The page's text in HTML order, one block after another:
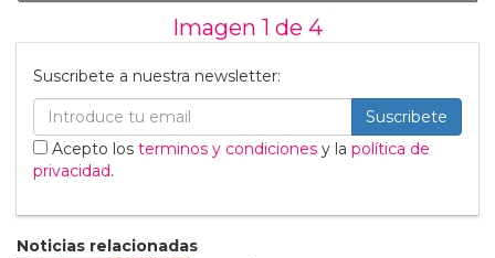
Imagen 1 de 4
Suscribete a nuestra newsletter:
Suscribete
Acepto los terminos y condiciones y la política de
privacidad.
Noticias relacionadas